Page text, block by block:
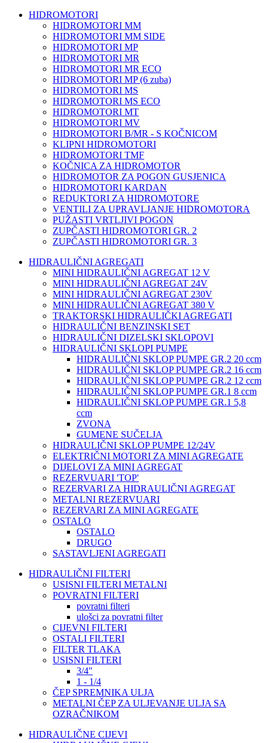
HIDROMOTORI
HIDROMOTORI MM
HIDROMOTORI MM SIDE
HIDROMOTORI MP
HIDROMOTORI MR
HIDROMOTORI MR ECO
HIDROMOTORI MP (6 zuba)
HIDROMOTORI MS
HIDROMOTORI MS ECO
HIDROMOTORI MT
HIDROMOTORI MV
HIDROMOTORI B/MR - S KOČNICOM
KLIPNI HIDROMOTORI
HIDROMOTORI TMF
KOČNICA ZA HIDROMOTOR
HIDROMOTOR ZA POGON GUSJENICA
HIDROMOTORI KARDAN
REDUKTORI ZA HIDROMOTORE
VENTILI ZA UPRAVLJANJE HIDROMOTORA
PUŽASTI VRTLJIVI POGON
ZUPČASTI HIDROMOTORI GR. 2
ZUPČASTI HIDROMOTORI GR. 3
HIDRAULIČNI AGREGATI
MINI HIDRAULIČNI AGREGAT 12 V
MINI HIDRAULIČNI AGREGAT 24V
MINI HIDRAULIČNI AGREGAT 230V
MINI HIDRAULIČNI AGREGAT 380 V
TRAKTORSKI HIDRAULIČKI AGREGATI
HIDRAULIČNI BENZINSKI SET
HIDRAULIČNI DIZELSKI SKLOPOVI
HIDRAULIČNI SKLOPI PUMPE
HIDRAULIČNI SKLOP PUMPE GR.2 20 ccm
HIDRAULIČNI SKLOP PUMPE GR.2 16 ccm
HIDRAULIČNI SKLOP PUMPE GR.2 12 ccm
HIDRAULIČNI SKLOP PUMPE GR.1 8 ccm
HIDRAULIČNI SKLOP PUMPE GR.1 5,8
ccm
ZVONA
GUMENE SUČELJA
HIDRAULIČNI SKLOP PUMPE 12/24V
ELEKTRIČNI MOTORI ZA MINI AGREGATE
DIJELOVI ZA MINI AGREGAT
REZERVUARI 'TOP'
REZERVARI ZA HIDRAULIČNI AGREGAT
METALNI REZERVUARI
REZERVARI ZA MINI AGREGATE
OSTALO
OSTALO
DRUGO
SASTAVLJENI AGREGATI
HIDRAULIČNI FILTERI
USISNI FILTERI METALNI
POVRATNI FILTERI
povratni filteri
ulošci za povratni filter
CIJEVNI FILTERI
OSTALI FILTERI
FILTER TLAKA
USISNI FILTERI
3/4"
1 - 1/4
ČEP SPREMNIKA ULJA
METALNI ČEP ZA ULJEVANJE ULJA SA
OZRAČNIKOM
HIDRAULIČNE CIJEVI